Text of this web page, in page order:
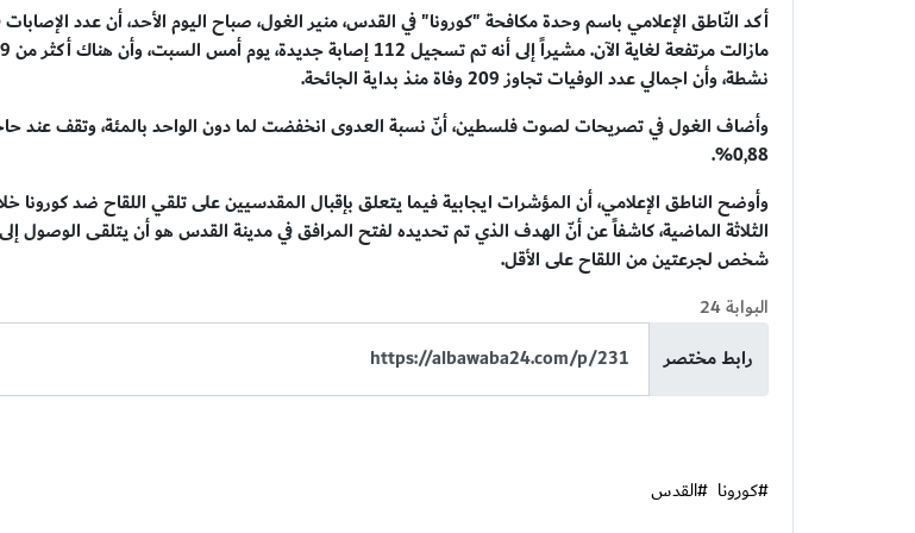
أكد النّاطق الإعلامي باسم وحدة مكافحة "كورونا" في القدس، منير الغول، صباح اليوم الأحد، أن عدد الإصابات
نشطة، وأن اجمالي عدد الوفيات تجاوز 209 وفاة منذ بداية الجائحة.
وأضاف الغول في تصريحات لصوت فلسطين، أنّ نسبة العدوى انخفضت لما دون الواحد بالمئة، وتقف عند
0,88%.
وأوضح الناطق الإعلامي، أن المؤشرات ايجابية فيما يتعلق بإقبال المقدسيين على تلقي اللقاح ضد كورونا
شخص لجرعتين من اللقاح على الأقل.
البوابة 24
رابط مختصر
#كورونا #القدس